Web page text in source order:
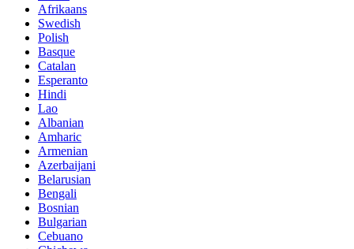
Afrikaans
Swedish
Polish
Basque
Catalan
Esperanto
Hindi
Lao
Albanian
Amharic
Armenian
Azerbaijani
Belarusian
Bengali
Bosnian
Bulgarian
Cebuano